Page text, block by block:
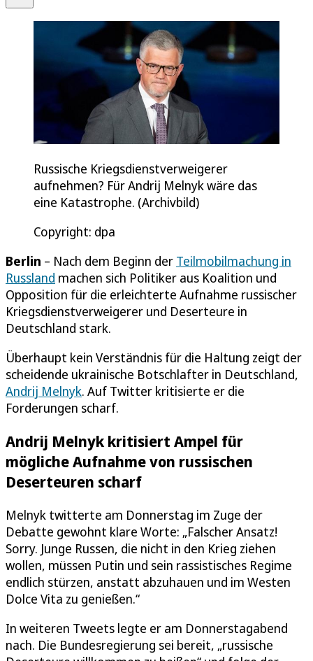
Russische Kriegsdienstverweigerer
aufnehmen? Für Andrij Melnyk wäre das
eine Katastrophe. (Archivbild)
Copyright: dpa
Berlin – Nach dem Beginn der Teilmobilmachung in
Russland machen sich Politiker aus Koalition und
Opposition für die erleichterte Aufnahme russischer
Kriegsdienstverweigerer und Deserteure in
Deutschland stark.
Überhaupt kein Verständnis für die Haltung zeigt der
scheidende ukrainische Botschlafter in Deutschland,
Andrij Melnyk. Auf Twitter kritisierte er die
Forderungen scharf.
Andrij Melnyk kritisiert Ampel für
mögliche Aufnahme von russischen
Deserteuren scharf
Melnyk twitterte am Donnerstag im Zuge der
Debatte gewohnt klare Worte: „Falscher Ansatz!
Sorry. Junge Russen, die nicht in den Krieg ziehen
wollen, müssen Putin und sein rassistisches Regime
endlich stürzen, anstatt abzuhauen und im Westen
Dolce Vita zu genießen.“
In weiteren Tweets legte er am Donnerstagabend
nach. Die Bundesregierung sei bereit, „russische